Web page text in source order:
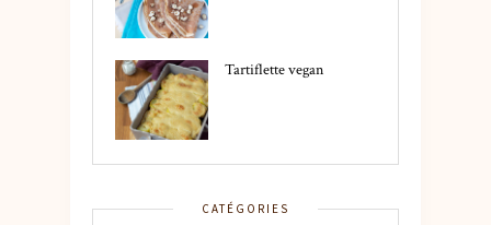
Tartiflette vegan
CATÉGORIES